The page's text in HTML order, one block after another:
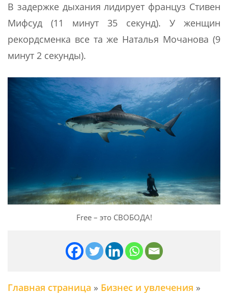
В задержке дыхания лидирует француз Стивен
Мифсуд (11 минут 35 секунд). У женщин
рекордсменка все та же Наталья Мочанова (9
минут 2 секунды).
Free – это СВОБОДА!
Главная страница » Бизнес и увлечения »